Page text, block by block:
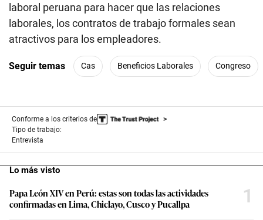
laboral peruana para hacer que las relaciones
laborales, los contratos de trabajo formales sean
atractivos para los empleadores.
Seguir temas Cas Beneficios Laborales Congreso
Conforme a los criterios de
Tipo de trabajo:
Entrevista
Lo más visto
Papa León XIV en Perú: estas son todas las actividades
confirmadas en Lima, Chiclayo, Cusco y Pucallpa
1